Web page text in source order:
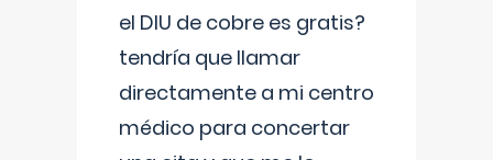
el DIU de cobre es gratis?
tendría que llamar
directamente a mi centro
médico para concertar